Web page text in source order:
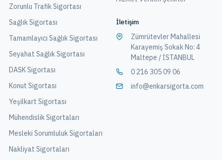
Zorunlu Trafik Sigortası
Sağlık Sigortası
Tamamlayıcı Sağlık Sigortası
Seyahat Sağlık Sigortası
DASK Sigortası
Konut Sigortası
Yeşilkart Sigortası
Mühendislik Sigortaları
Mesleki Sorumluluk Sigortaları
Nakliyat Sigortaları
İletişim
Zümrütevler Mahallesi
Karayemiş Sokak No: 4
Maltepe / İSTANBUL
0 216 305 09 06
info@enkarsigorta.com